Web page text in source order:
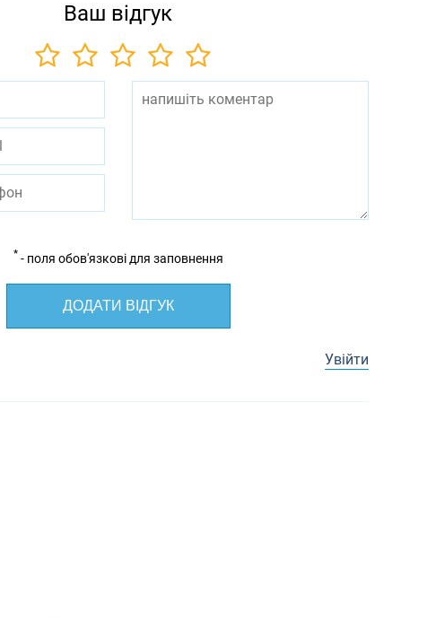
Ваш відгук
* - поля обов'язкові для заповнення
ДОДАТИ ВІДГУК
Увійти